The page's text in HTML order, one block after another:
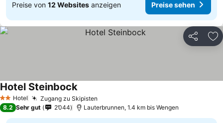
Preise von 12 Websites anzeigen Preise sehen
Teilen
2 Sterne
Hotel Zugang zu Skipisten
Hotel SteinbockPreise sehen
8.2 Sehr gut 2’044 Lauterbrunnen, 1.4 km bis Wengen